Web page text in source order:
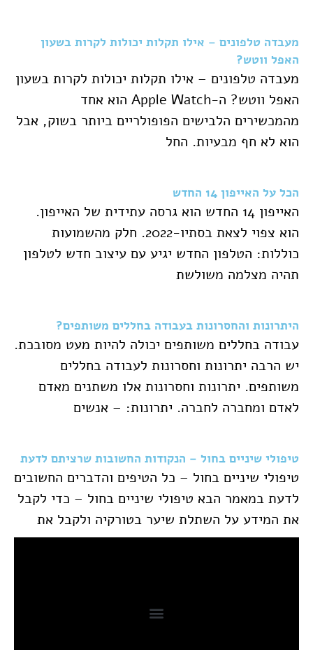
מעבדה טלפונים – אילו תקלות יכולות לקרות בשעון
האפל ווטש?
מעבדה טלפונים – אילו תקלות יכולות לקרות בשעון
האפל ווטש? ה-Apple Watch הוא אחד
מהמכשירים הלבישים הפופולריים ביותר בשוק, אבל
הוא לא חף מבעיות. החל
הכל על האייפון 14 החדש
האייפון 14 החדש הוא גרסה עתידית של האייפון.
הוא צפוי לצאת בסתיו-2022. חלק מהשמועות
כוללות: הטלפון החדש יגיע עם עיצוב חדש לטלפון
תהיה מצלמה משולשת
היתרונות והחסרונות בעבודה בחללים משותפים?
עבודה בחללים משותפים יכולה להיות מעט מסובכת.
יש הרבה יתרונות וחסרונות לעבודה בחללים
משותפים. יתרונות וחסרונות אלו משתנים מאדם
לאדם ומחברה לחברה. יתרונות: – אנשים
טיפולי שיניים בחול – הנקודות החשובות שרציתם לדעת
טיפולי שיניים בחול – כל הטיפים והדברים החשובים
לדעת במאמר הבא טיפולי שיניים בחול – כדי לקבל
את המידע על השתלת שיער בטורקיה ולקבל את